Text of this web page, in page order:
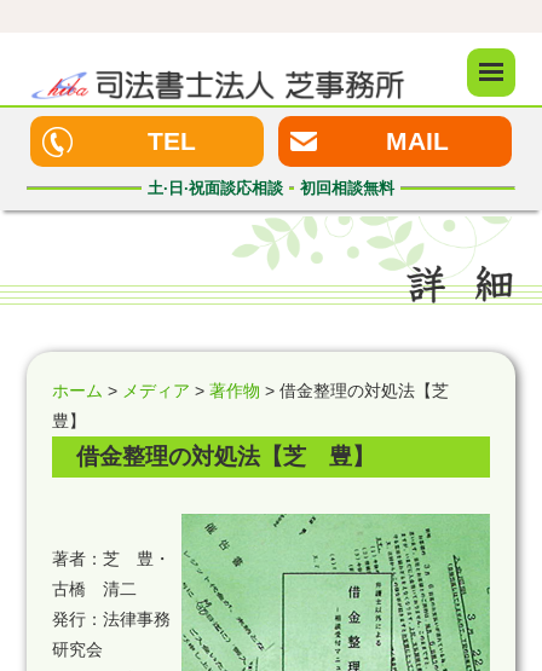
メニュ
TEL MAIL
土·日·祝面談応相談 初回相談無料
ホーム > メディア > 著作物 > 借金整理の対処法【芝
豊】
借金整理の対処法【芝 豊】
著者：芝 豊・
古橋 清二
発行：法律事務
研究会